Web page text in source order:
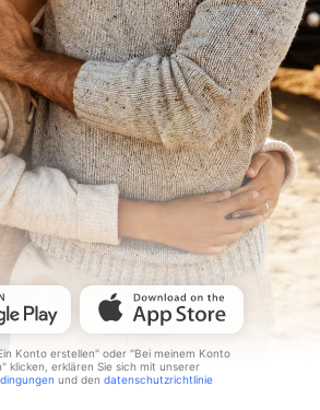
Konto erstellen" oder "Bei meinem Konto
klicken, erklären Sie sich mit unserer
und den datenschutzrichtlinie